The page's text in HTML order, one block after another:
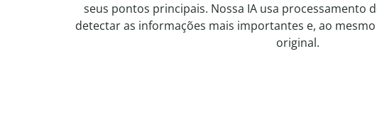
seus pontos principais. Nossa IA usa processamento
detectar as informações mais importantes e, ao
original.